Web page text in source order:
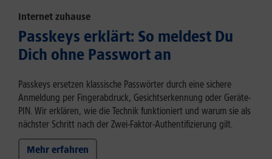
Internet zuhause
Passkeys erklärt: So meldest Du
Dich ohne Passwort an
Passkeys ersetzen klassische Passwörter durch eine sichere
Anmeldung per Fingerabdruck, Gesichtserkennung oder Geräte-
PIN. Wir erklären, wie die Technik funktioniert und warum sie als
nächster Schritt nach der Zwei-Faktor-Authentifizierung gilt.
Mehr erfahren